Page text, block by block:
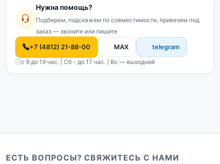
Нужна помощь?
Подберем, подскажем по совместимости, привезем под
заказ — звоните или пишите
+7 (4812) 21-88-00 MAX telegram
с 9 до 19 час. | Сб - до 17 час. | Вс — выходной
ЕСТЬ ВОПРОСЫ? СВЯЖИТЕСЬ С НАМИ